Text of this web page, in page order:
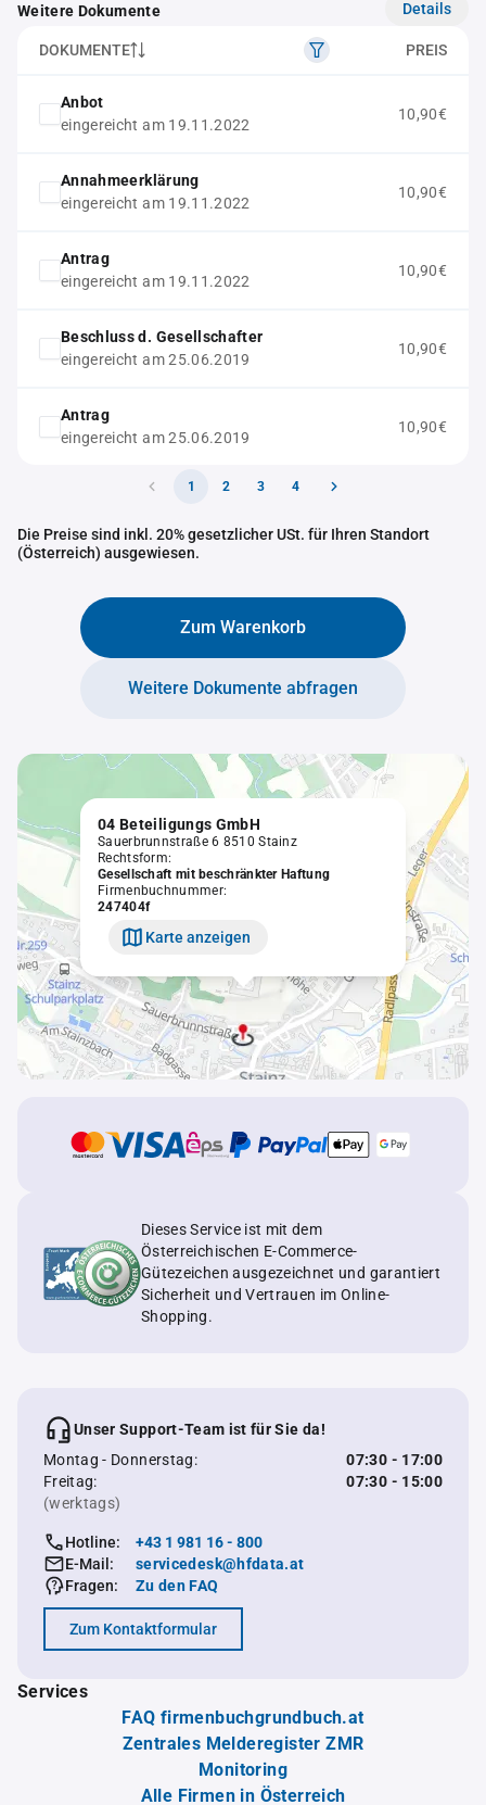
Weitere Dokumente Details
DOKUMENTE PREIS
Anbot
eingereicht am 19.11.2022
10,90€
Annahmeerklärung
eingereicht am 19.11.2022
10,90€
Antrag
eingereicht am 19.11.2022
10,90€
Beschluss d. Gesellschafter
eingereicht am 25.06.2019
10,90€
Antrag
eingereicht am 25.06.2019
10,90€
1 2 3 4
Die Preise sind inkl. 20% gesetzlicher USt. für Ihren Standort
(Österreich) ausgewiesen.
Zum Warenkorb
Weitere Dokumente abfragen
04 Beteiligungs GmbH
Sauerbrunnstraße 6 8510 Stainz
Rechtsform:
Gesellschaft mit beschränkter Haftung
Firmenbuchnummer:
247404f
Karte anzeigen
Dieses Service ist mit dem
Österreichischen E-Commerce-
Gütezeichen ausgezeichnet und garantiert
Sicherheit und Vertrauen im Online-
Shopping.
Unser Support-Team ist für Sie da!
Montag - Donnerstag:
07:30 - 17:00
Freitag:
07:30 - 15:00
(werktags)
Hotline:
+43 1 981 16 - 800
E-Mail:
servicedesk@hfdata.at
Fragen:
Zu den FAQ
Zum Kontaktformular
Services
FAQ firmenbuchgrundbuch.at
Zentrales Melderegister ZMR
Monitoring
Alle Firmen in Österreich